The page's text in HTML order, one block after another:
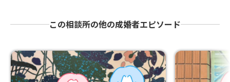
この相談所の他の成婚者エピソード